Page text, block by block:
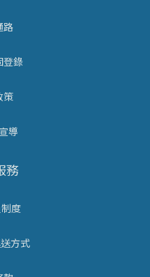
路
登錄
策
導
務
度
方式